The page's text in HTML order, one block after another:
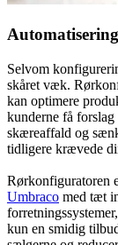
Selvom
skåret væk.
kan optimere
kunderne få
skæreaffald og
tidligere krævede
Rørkonfiguratoren
Umbraco med tæt
kun en smidig